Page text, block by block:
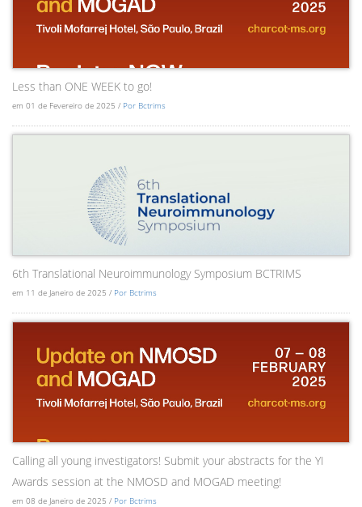
Less than ONE WEEK to go!
em 01 de Fevereiro de 2025 / Por Bctrims
6th Translational Neuroimmunology Symposium BCTRIMS
em 11 de Janeiro de 2025 / Por Bctrims
Calling all young investigators! Submit your abstracts for the YI
Awards session at the NMOSD and MOGAD meeting!
em 08 de Janeiro de 2025 / Por Bctrims